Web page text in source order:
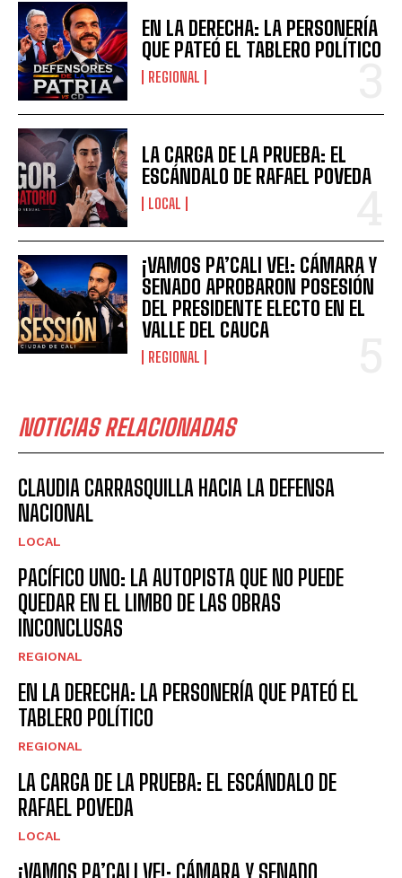
EN LA DERECHA: LA PERSONERÍA
QUE PATEÓ EL TABLERO POLÍTICO
REGIONAL
LA CARGA DE LA PRUEBA: EL
ESCÁNDALO DE RAFAEL POVEDA
LOCAL
¡VAMOS PA’CALI VE!: CÁMARA Y
SENADO APROBARON POSESIÓN
DEL PRESIDENTE ELECTO EN EL
VALLE DEL CAUCA
REGIONAL
NOTICIAS RELACIONADAS
CLAUDIA CARRASQUILLA HACIA LA DEFENSA
NACIONAL
LOCAL
PACÍFICO UNO: LA AUTOPISTA QUE NO PUEDE
QUEDAR EN EL LIMBO DE LAS OBRAS
INCONCLUSAS
REGIONAL
EN LA DERECHA: LA PERSONERÍA QUE PATEÓ EL
TABLERO POLÍTICO
REGIONAL
LA CARGA DE LA PRUEBA: EL ESCÁNDALO DE
RAFAEL POVEDA
LOCAL
¡VAMOS PA’CALI VE!: CÁMARA Y SENADO